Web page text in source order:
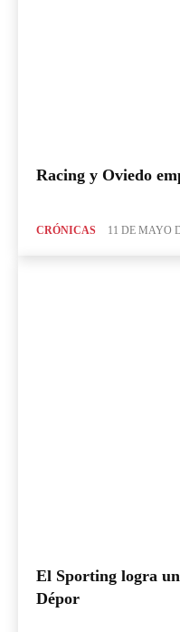
Racing y Oviedo
CRÓNICAS 11 DE MAYO
El Sporting logra
Dépor